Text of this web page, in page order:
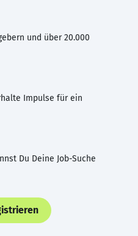
und über 20.000
Impulse für ein
Du Deine Job-Suche